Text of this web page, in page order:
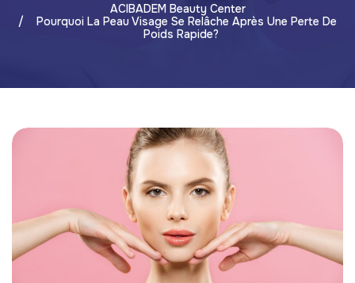
ACIBADEM Beauty Center
Pourquoi La Peau Visage Se Relâche Après Une Perte De
Poids Rapide?